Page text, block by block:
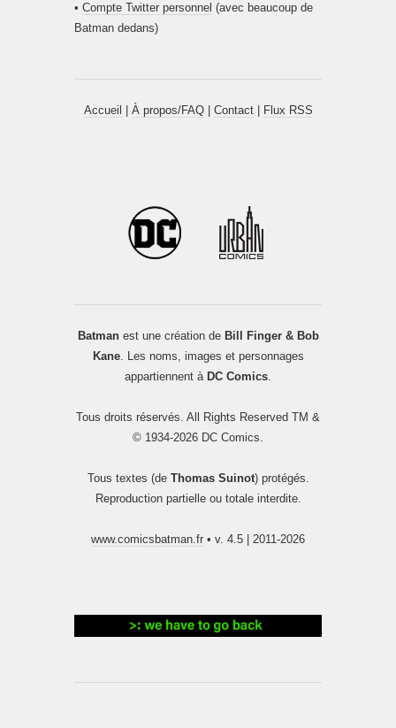
• Compte Twitter personnel (avec beaucoup de
Batman dedans)
Accueil À propos/FAQ| Contact| Flux RSS
Batmanest une création de Bill Finger & Bob
Kane. Les noms, images et personnages
appartiennent à DC Comics.
Tous droits réservés. All Rights Reserved TM &
© 1934-2026 DC Comics.
Tous textes (de Thomas Suinot) protégés.
Reproduction partielle ou totale interdite.
www.comicsbatman.fr • v. 4.5 | 2011-2026